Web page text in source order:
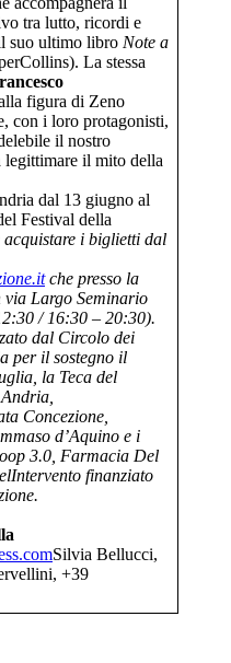
tra lutto, ricordi e
suo ultimo libro Note a
La stessa
figura di Zeno
con i loro protagonisti,
il nostro
il mito della
dal 13 giugno al
Festival della
acquistare i biglietti dal
che presso la
via Largo Seminario
/ 16:30 – 20:30).
dal Circolo dei
per il sostegno il
la Teca del
Concezione,
d’Aquino e i
3.0, Farmacia Del
Intervento finanziato
Silvia Bellucci,
+39